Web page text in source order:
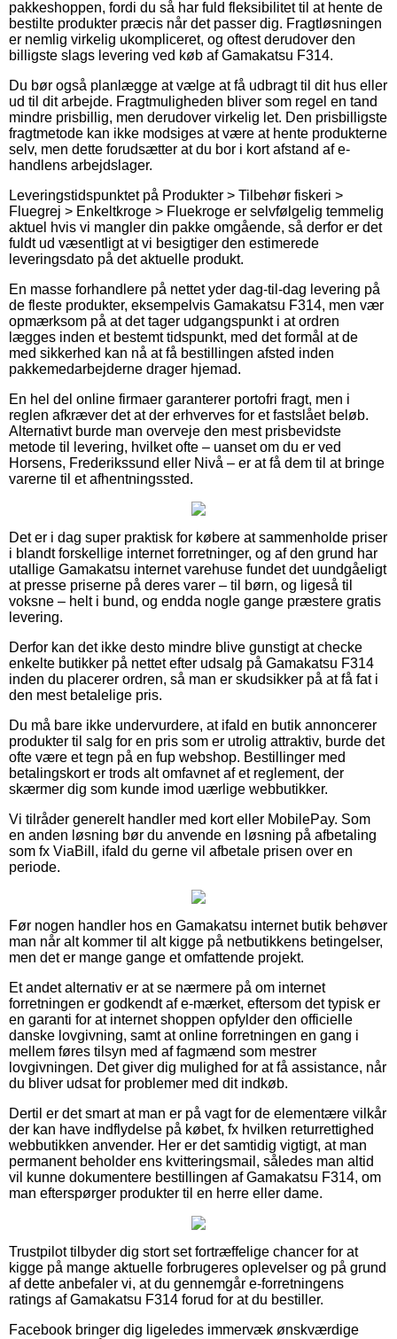
pakkeshoppen, fordi du så har fuld fleksibilitet til at hente de
bestilte produkter præcis når det passer dig. Fragtløsningen
er nemlig virkelig ukompliceret, og oftest derudover den
billigste slags levering ved køb af Gamakatsu F314.
Du bør også planlægge at vælge at få udbragt til dit hus eller
ud til dit arbejde. Fragtmuligheden bliver som regel en tand
mindre prisbillig, men derudover virkelig let. Den prisbilligste
fragtmetode kan ikke modsiges at være at hente produkterne
selv, men dette forudsætter at du bor i kort afstand af e-
handlens arbejdslager.
Leveringstidspunktet på Produkter > Tilbehør fiskeri >
Fluegrej > Enkeltkroge > Fluekroge er selvfølgelig temmelig
aktuel hvis vi mangler din pakke omgående, så derfor er det
fuldt ud væsentligt at vi besigtiger den estimerede
leveringsdato på det aktuelle produkt.
En masse forhandlere på nettet yder dag-til-dag levering på
de fleste produkter, eksempelvis Gamakatsu F314, men vær
opmærksom på at det tager udgangspunkt i at ordren
lægges inden et bestemt tidspunkt, med det formål at de
med sikkerhed kan nå at få bestillingen afsted inden
pakkemedarbejderne drager hjemad.
En hel del online firmaer garanterer portofri fragt, men i
reglen afkræver det at der erhverves for et fastslået beløb.
Alternativt burde man overveje den mest prisbevidste
metode til levering, hvilket ofte – uanset om du er ved
Horsens, Frederikssund eller Nivå – er at få dem til at bringe
varerne til et afhentningssted.
Det er i dag super praktisk for købere at sammenholde priser
i blandt forskellige internet forretninger, og af den grund har
utallige Gamakatsu internet varehuse fundet det uundgåeligt
at presse priserne på deres varer – til børn, og ligeså til
voksne – helt i bund, og endda nogle gange præstere gratis
levering.
Derfor kan det ikke desto mindre blive gunstigt at checke
enkelte butikker på nettet efter udsalg på Gamakatsu F314
inden du placerer ordren, så man er skudsikker på at få fat i
den mest betalelige pris.
Du må bare ikke undervurdere, at ifald en butik annoncerer
produkter til salg for en pris som er utrolig attraktiv, burde det
ofte være et tegn på en fup webshop. Bestillinger med
betalingskort er trods alt omfavnet af et reglement, der
skærmer dig som kunde imod uærlige webbutikker.
Vi tilråder generelt handler med kort eller MobilePay. Som
en anden løsning bør du anvende en løsning på afbetaling
som fx ViaBill, ifald du gerne vil afbetale prisen over en
periode.
Før nogen handler hos en Gamakatsu internet butik behøver
man når alt kommer til alt kigge på netbutikkens betingelser,
men det er mange gange et omfattende projekt.
Et andet alternativ er at se nærmere på om internet
forretningen er godkendt af e-mærket, eftersom det typisk er
en garanti for at internet shoppen opfylder den officielle
danske lovgivning, samt at online forretningen en gang i
mellem føres tilsyn med af fagmænd som mestrer
lovgivningen. Det giver dig mulighed for at få assistance, når
du bliver udsat for problemer med dit indkøb.
Dertil er det smart at man er på vagt for de elementære vilkår
der kan have indflydelse på købet, fx hvilken returrettighed
webbutikken anvender. Her er det samtidig vigtigt, at man
permanent beholder ens kvitteringsmail, således man altid
vil kunne dokumentere bestillingen af Gamakatsu F314, om
man efterspørger produkter til en herre eller dame.
Trustpilot tilbyder dig stort set fortræffelige chancer for at
kigge på mange aktuelle forbrugeres oplevelser og på grund
af dette anbefaler vi, at du gennemgår e-forretningens
ratings af Gamakatsu F314 forud for at du bestiller.
Facebook bringer dig ligeledes immervæk ønskværdige